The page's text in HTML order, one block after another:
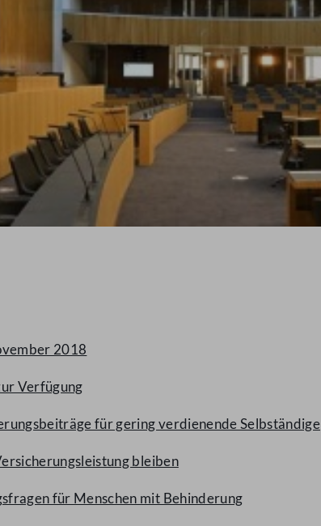
2018
Verfügung
für gering verdienende Selbständige
bleiben
für Menschen mit Behinderung